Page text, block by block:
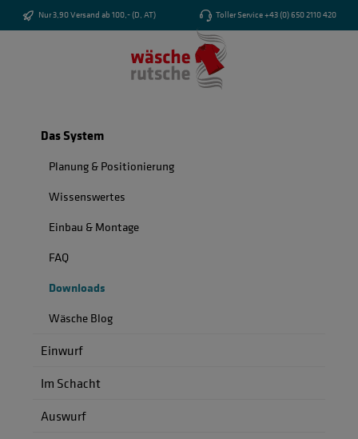
Zum Hauptinhalt springen
Nur 3,90 Versand ab 100,- (D, AT) Toller Service +43 (0) 650 2110 420
Das System
Planung & Positionierung
Wissenswertes
Einbau & Montage
FAQ
Downloads
Wäsche Blog
Einwurf
Im Schacht
Auswurf